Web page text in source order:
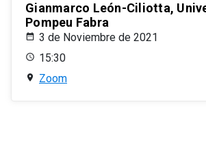
Gianmarco León-Ciliotta,
Pompeu Fabra
3 de Noviembre de 2021
15:30
Zoom